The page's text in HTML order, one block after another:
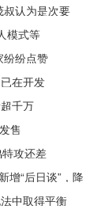
叔认为是次要
模式等
纷纷点赞
在开发
千万
售
攻还差
增“后日谈”，降
中取得平衡